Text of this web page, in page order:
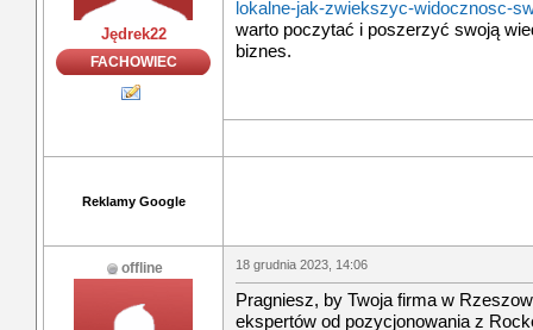
Jędrek22
FACHOWIEC
lokalne-jak-zwiekszyc-widocznosc-
warto poczytać i poszerzyć swoją
biznes.
Reklamy Google
offline 18 grudnia 2023, 14:06
Pragniesz, by Twoja firma w
ekspertów od pozycjonowania z